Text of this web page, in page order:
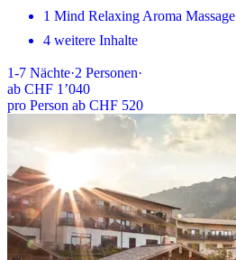
1 Mind Relaxing Aroma Massage
4 weitere Inhalte
1-7 Nächte·2 Personen·
ab CHF 1’040
pro Person ab CHF 520